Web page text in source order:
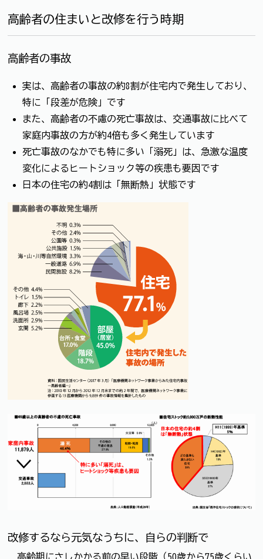
高齢者の住まいと改修を行う時期
高齢者の事故
実は、高齢者の事故の約8割が住宅内で発生しており、
特に「段差が危険」です
また、高齢者の不慮の死亡事故は、交通事故に比べて
家庭内事故の方が約4倍も多く発生しています
死亡事故のなかでも特に多い「溺死」は、急激な温度
変化によるヒートショック等の疾患も要因です
日本の住宅の約4割は「無断熱」状態です
改修するなら元気なうちに、自らの判断で
高齢期にさしかかる前の早い段階（50歳から75歳くらい